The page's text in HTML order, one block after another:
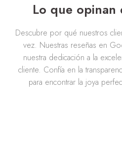
Lo que opinan
Descubre por qué nuestros
vez. Nuestras reseñas en
nuestra dedicación a la
cliente. Confía en la
para encontrar la joya